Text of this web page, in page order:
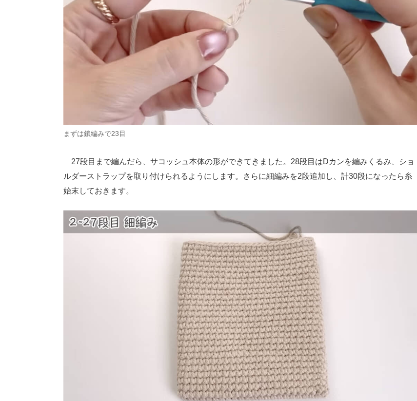
まずは鎖編みで23目
27段目まで編んだら、サコッシュ本体の形ができてきました。28段目はDカンを編みくるみ、ショ
ルダーストラップを取り付けられるようにします。さらに細編みを2段追加し、計30段になったら糸
始末しておきます。